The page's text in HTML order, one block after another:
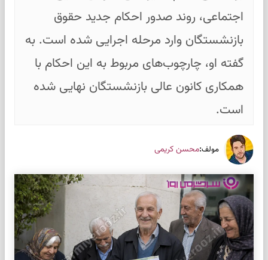
اجتماعی، روند صدور احکام جدید حقوق
بازنشستگان وارد مرحله اجرایی شده است. به
گفته او، چارچوب‌های مربوط به این احکام با
همکاری کانون عالی بازنشستگان نهایی شده
است.
مولف:محسن کریمی